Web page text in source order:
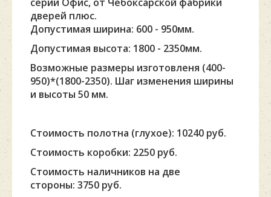
дверей плюс.
Допустимая ширина: 600 - 950мм.
Допустимая высота: 1800 - 2350мм.
Возможные размеры изготовленя (400-
950)*(1800-2350). Шаг изменения ширины
и высоты 50 мм.
Стоимость полотна (глухое): 10240 руб.
Стоимость коробки: 2250 руб.
Стоимость наличников на две
стороны: 3750 руб.